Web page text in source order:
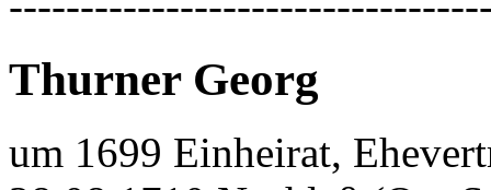
Thurner Georg
um 1699 Einheirat,